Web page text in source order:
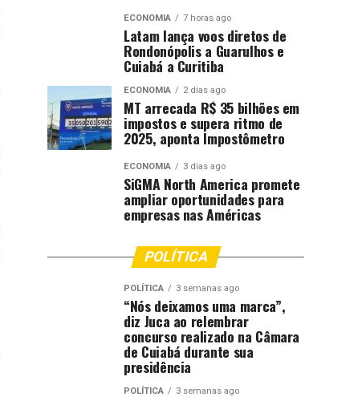
ECONOMIA 7 horas ago
Latam lança voos diretos de
Rondonópolis a Guarulhos e
Cuiabá a Curitiba
ECONOMIA 2 dias ago
MT arrecada R$ 35 bilhões em
impostos e supera ritmo de
2025, aponta Impostômetro
ECONOMIA 3 dias ago
SiGMA North America promete
ampliar oportunidades para
empresas nas Américas
POLÍTICA
POLÍTICA 3 semanas ago
“Nós deixamos uma marca”,
diz Juca ao relembrar
concurso realizado na Câmara
de Cuiabá durante sua
presidência
POLÍTICA 3 semanas ago